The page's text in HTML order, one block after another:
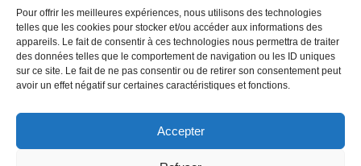
Pour offrir les meilleures expériences, nous utilisons des technologies
telles que les cookies pour stocker et/ou accéder aux informations des
appareils. Le fait de consentir à ces technologies nous permettra de traiter
des données telles que le comportement de navigation ou les ID uniques
sur ce site. Le fait de ne pas consentir ou de retirer son consentement peut
avoir un effet négatif sur certaines caractéristiques et fonctions.
Accepter
Politique de confidentialité
Sites partenaires
5Façades
Atrium Patrimoine